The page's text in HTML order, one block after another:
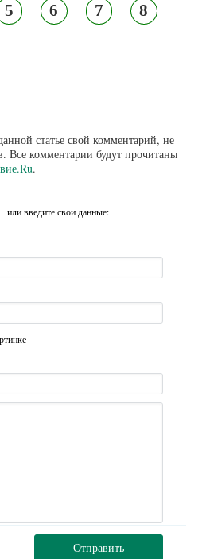
5 6 7 8
статье свой комментарий, не
комментарии будут прочитаны
.
или введите свои данные:
Отправить